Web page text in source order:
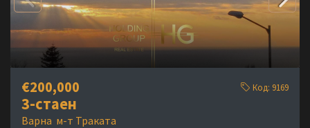
€200,000 Код: 9169
3-стаен
Варна м-т Траката